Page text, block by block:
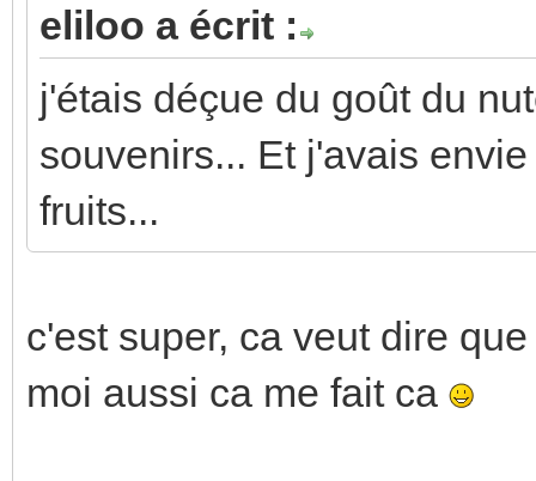
eliloo a écrit :
j'étais déçue du goût du
souvenirs... Et j'avais
fruits...
c'est super, ca veut dire
moi aussi ca me fait ca